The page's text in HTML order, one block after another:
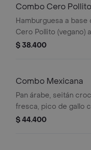
Combo Cero
Hamburguesa a base
Cero Pollito (vegano)
cheddar, tocineta
bebida
$ 38.400
Combo Mexicana
Pan árabe, seitán
fresca, pico de gallo
crujientes, guacamole
$ 44.400